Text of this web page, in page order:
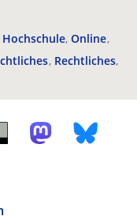
Hochschule Online
Rechtliches